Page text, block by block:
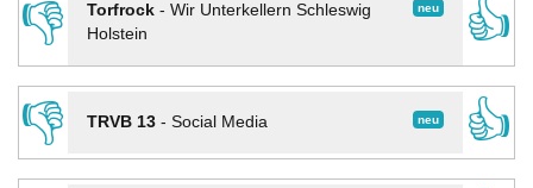
👎
neu
Torfrock- Wir Unterkellern Schleswig
Holstein
👍
👎
neu
TRVB 13- Social Media
👍